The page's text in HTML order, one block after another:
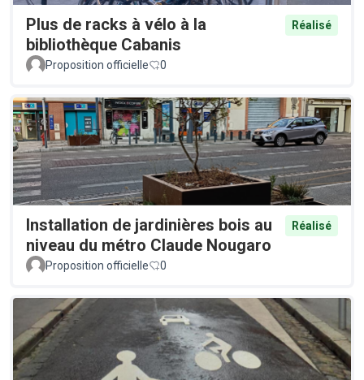
Plus de racks à vélo à la
bibliothèque Cabanis
Réalisé
Proposition officielle 0
Installation de jardinières bois au
niveau du métro Claude Nougaro
Réalisé
Proposition officielle 0